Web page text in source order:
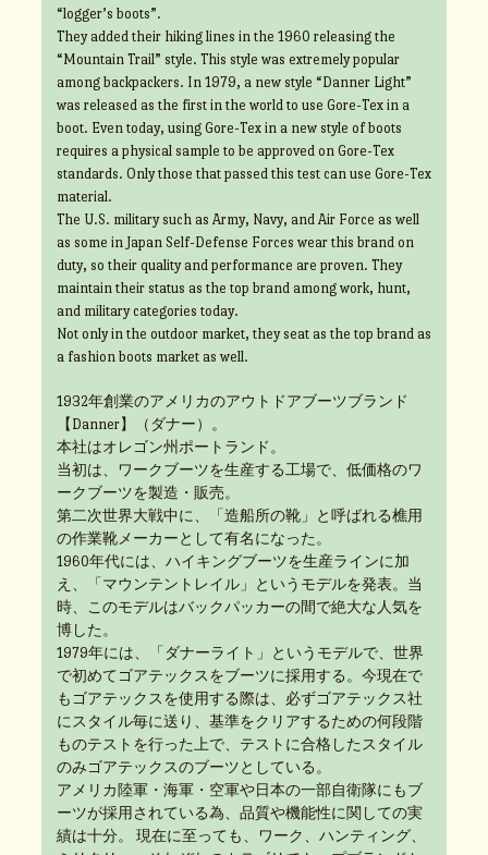
“logger’s boots”.
They added their hiking lines in the 1960 releasing the
“Mountain Trail” style. This style was extremely popular
among backpackers. In 1979, a new style “Danner Light”
was released as the first in the world to use Gore-Tex in a
boot. Even today, using Gore-Tex in a new style of boots
requires a physical sample to be approved on Gore-Tex
standards. Only those that passed this test can use Gore-Tex
material.
The U.S. military such as Army, Navy, and Air Force as well
as some in Japan Self-Defense Forces wear this brand on
duty, so their quality and performance are proven. They
maintain their status as the top brand among work, hunt,
and military categories today.
Not only in the outdoor market, they seat as the top brand as
a fashion boots market as well.
1932年創業のアメリカのアウトドアブーツブランド
【Danner】（ダナー）。
本社はオレゴン州ポートランド。
当初は、ワークブーツを生産する工場で、低価格のワ
ークブーツを製造・販売。
第二次世界大戦中に、「造船所の靴」と呼ばれる樵用
の作業靴メーカーとして有名になった。
1960年代には、ハイキングブーツを生産ラインに加
え、「マウンテントレイル」というモデルを発表。当
時、このモデルはバックパッカーの間で絶大な人気を
博した。
1979年には、「ダナーライト」というモデルで、世界
で初めてゴアテックスをブーツに採用する。今現在で
もゴアテックスを使用する際は、必ずゴアテックス社
にスタイル毎に送り、基準をクリアするための何段階
ものテストを行った上で、テストに合格したスタイル
のみゴアテックスのブーツとしている。
アメリカ陸軍・海軍・空軍や日本の一部自衛隊にもブ
ーツが採用されている為、品質や機能性に関しての実
績は十分。 現在に至っても、ワーク、ハンティング、